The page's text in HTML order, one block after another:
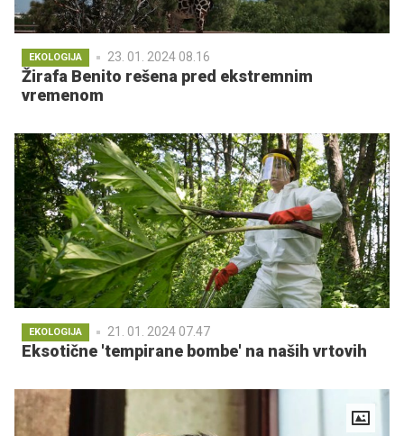
EKOLOGIJA 23. 01. 2024 08.16
Žirafa Benito rešena pred ekstremnim
vremenom
EKOLOGIJA 21. 01. 2024 07.47
Eksotične 'tempirane bombe' na naših vrtovih